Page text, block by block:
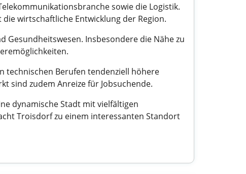
sowie die Logistik.
wirtschaftliche Entwicklung der Region.
Gesundheitswesen. Insbesondere die Nähe zu
technischen Berufen tendenziell höhere
sind zudem Anreize für Jobsuchende.
dynamische Stadt mit vielfältigen
Troisdorf zu einem interessanten Standort